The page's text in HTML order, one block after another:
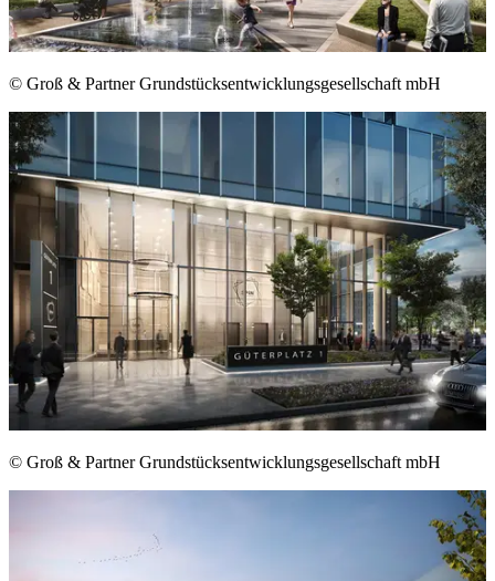
© Groß & Partner Grundstücksentwicklungsgesellschaft mbH
© Groß & Partner Grundstücksentwicklungsgesellschaft mbH